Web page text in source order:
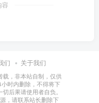
容
们 关于我们
载，非本站自制，仅供
时内删除，不得将下
后果请使用者自负。
，请联系站长删除下